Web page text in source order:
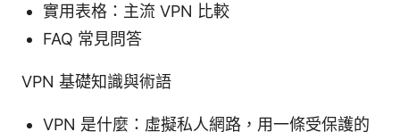
實用表格：主流 VPN 比較
FAQ 常見問答
VPN 基礎知識與術語
VPN 是什麼：虛擬私人網路，用一條受保護的